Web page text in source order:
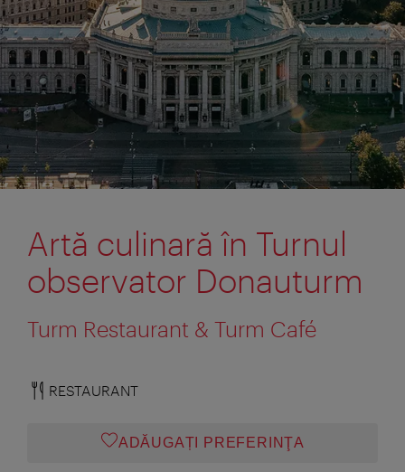
Artă culinară în Turnul
observator Donauturm
Turm Restaurant & Turm Café
RESTAURANT
ADĂUGAȚI PREFERINŢA